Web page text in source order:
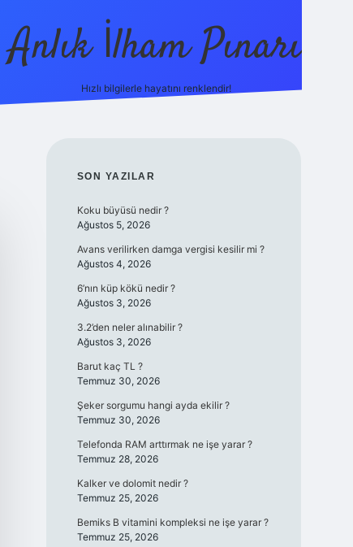
Anlık İlham Pınarı
Hızlı bilgilerle hayatını renklendir!
SIDEBAR
SON YAZILAR
Koku büyüsü nedir ?
Ağustos 5, 2026
Avans verilirken damga vergisi kesilir mi ?
Ağustos 4, 2026
6’nın küp kökü nedir ?
Ağustos 3, 2026
3.2’den neler alınabilir ?
Ağustos 3, 2026
Barut kaç TL ?
Temmuz 30, 2026
Şeker sorgumu hangi ayda ekilir ?
Temmuz 30, 2026
Telefonda RAM arttırmak ne işe yarar ?
Temmuz 28, 2026
Kalker ve dolomit nedir ?
Temmuz 25, 2026
Bemiks B vitamini kompleksi ne işe yarar ?
Temmuz 25, 2026